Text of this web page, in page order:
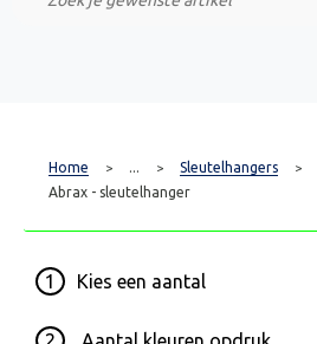
Custom Made Projecten
Home > ... > Sleutelhangers >
Abrax - sleutelhanger
1 Kies een aantal